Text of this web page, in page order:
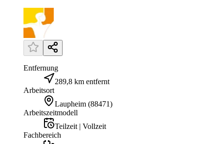
Entfernung
289,8 km entfernt
Arbeitsort
Laupheim (88471)
Arbeitszeitmodell
Teilzeit | Vollzeit
Fachbereich